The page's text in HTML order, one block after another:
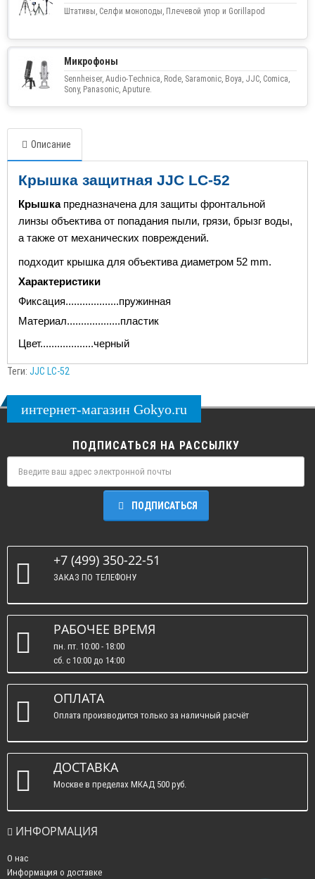
Штативы, Селфи моноподы, Плечевой упор и Gorillapod
Микрофоны
Sennheiser, Audio-Technica, Rode, Saramonic, Boya, JJC, Comica,
Sony, Panasonic, Aputure.
Описание
Крышка защитная JJC LC-52
Крышка предназначена для защиты фронтальной
линзы объектива от попадания пыли, грязи, брызг воды,
а также от механических повреждений.
подходит крышка для объектива диаметром 52 mm.
Характеристики
Фиксация...................пружинная
Материал...................пластик
Цвет...................черный
Теги: JJC LC-52
интернет-магазин Gokyo.ru
ПОДПИСАТЬСЯ НА РАССЫЛКУ
ПОДПИСАТЬСЯ
+7 (499) 350-22-51
ЗАКАЗ ПО ТЕЛЕФОНУ
РАБОЧЕЕ ВРЕМЯ
пн. пт. 10:00 - 18:00
сб. c 10:00 до 14:00
вс. : выходные.
ОПЛАТА
Оплата производится только за наличный расчёт
ДОСТАВКА
Москве в пределах МКАД 500 руб.
ИНФОРМАЦИЯ
О нас
Информация о доставке